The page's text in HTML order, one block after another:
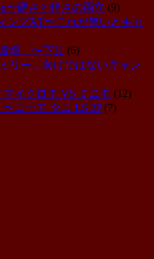
〜硬さと軽さの両立 (9)
ングXT〜これが無いとキャ
営場 〜下見 (6)
リー…向けではないキャン
イクロモ VS ミニモ (12)
ニーモ タニ LS 2P (7)